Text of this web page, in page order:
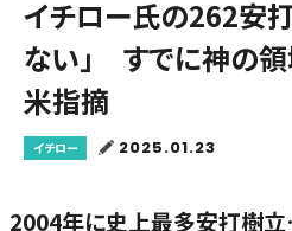
イチロー氏の262安
ない」 すでに神の
米指摘
イチロー 2025.01.23
2004年に史上最多安打樹